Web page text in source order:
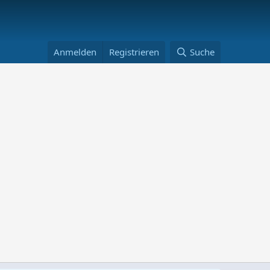
Anmelden Registrieren Suche